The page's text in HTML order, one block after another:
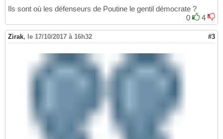
Ils sont où les défenseurs de Poutine le gentil démocrate ?
0
4
Zirak, le 17/10/2017 à 16h32 #3